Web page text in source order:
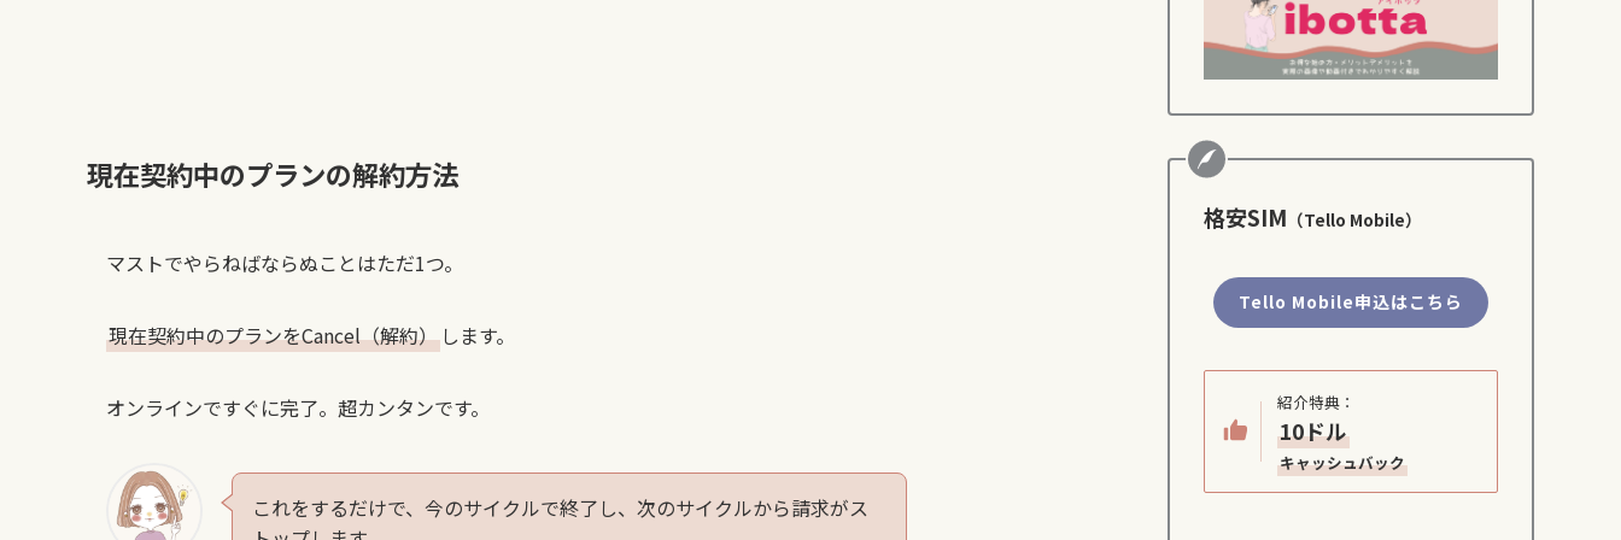
現在契約中のプランの解約方法
マストでやらねばならぬことはただ1つ。
現在契約中のプランをCancel（解約） します。
オンラインですぐに完了。超カンタンです。
これをするだけで、今のサイクルで終了し、次のサイクルから請求がス
格安SIM （Tello Mobile）
Tello Mobile申込はこちら
紹介特典：
10ドル
キャッシュバック